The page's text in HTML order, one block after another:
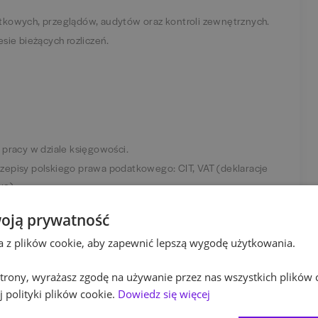
przeglądów, audytów oraz kontroli zewnętrznych.
bieżących rozliczeń.
w dziale księgowości.
polskiego prawa podatkowego: CIT, VAT (deklaracje
na poziomie min. B1 (w korespondencji mailowej).
w księgowości w programie Excel (m.in. wyszukaj.pionowo,
lubisz działać w zespole i wykazujesz się
prywatność
z plików cookie, aby zapewnić lepszą wygodę użytkowania.
wyrażasz zgodę na używanie przez nas wszystkich plików
polityki plików cookie. Dowiedz się więcej